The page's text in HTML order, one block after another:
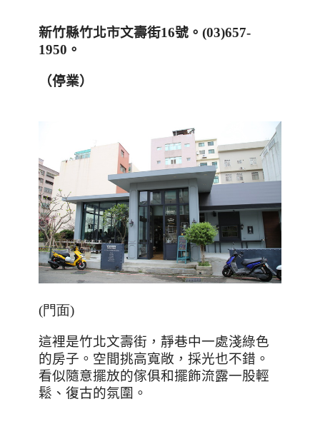
新竹縣竹北市文壽街16號。 (03)657-
1950 。
（停業）
(門面)
這裡是竹北文壽街，靜巷中一處淺綠色
的房子。空間挑高寬敞，採光也不錯。
看似隨意擺放的傢俱和擺飾流露一股輕
鬆、復古的氛圍。